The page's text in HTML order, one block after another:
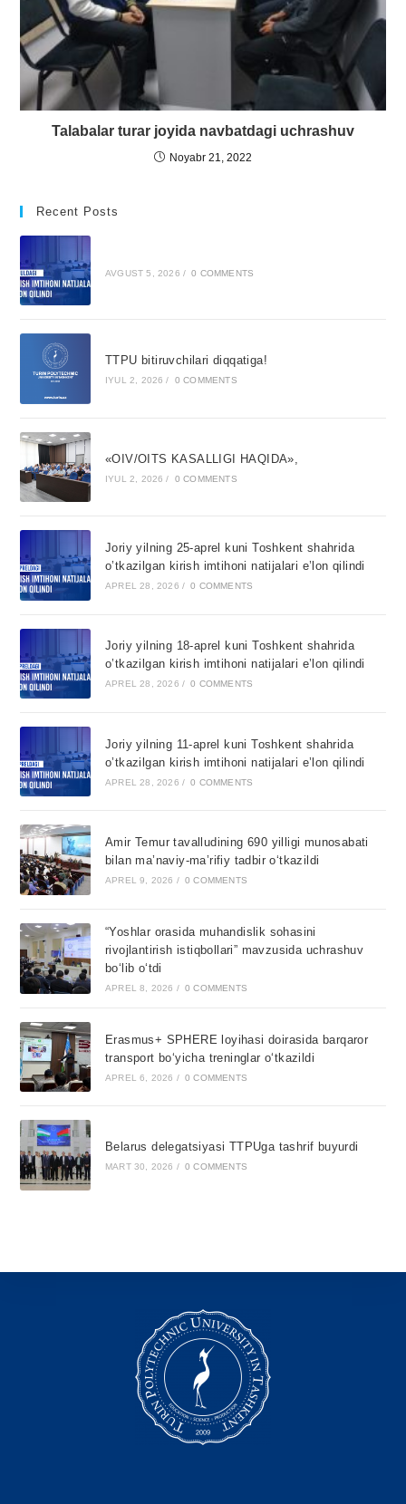
Talabalar turar joyida navbatdagi uchrashuv
Noyabr 21, 2022
Recent Posts
AVGUST 5, 2026 / 0 COMMENTS
TTPU bitiruvchilari diqqatiga!
IYUL 2, 2026 / 0 COMMENTS
«OIV/OITS KASALLIGI HAQIDA»,
IYUL 2, 2026 / 0 COMMENTS
Joriy yilning 25-aprel kuni Toshkent shahrida
o’tkazilgan kirish imtihoni natijalari e’lon qilindi
APREL 28, 2026 / 0 COMMENTS
Joriy yilning 18-aprel kuni Toshkent shahrida
o’tkazilgan kirish imtihoni natijalari e’lon qilindi
APREL 28, 2026 / 0 COMMENTS
Joriy yilning 11-aprel kuni Toshkent shahrida
o’tkazilgan kirish imtihoni natijalari e’lon qilindi
APREL 28, 2026 / 0 COMMENTS
Amir Temur tavalludining 690 yilligi munosabati
bilan ma’naviy-ma’rifiy tadbir o‘tkazildi
APREL 9, 2026 / 0 COMMENTS
“Yoshlar orasida muhandislik sohasini
rivojlantirish istiqbollari” mavzusida uchrashuv
bo‘lib o‘tdi
APREL 8, 2026 / 0 COMMENTS
Erasmus+ SPHERE loyihasi doirasida barqaror
transport bo‘yicha treninglar o‘tkazildi
APREL 6, 2026 / 0 COMMENTS
Belarus delegatsiyasi TTPUga tashrif buyurdi
MART 30, 2026 / 0 COMMENTS